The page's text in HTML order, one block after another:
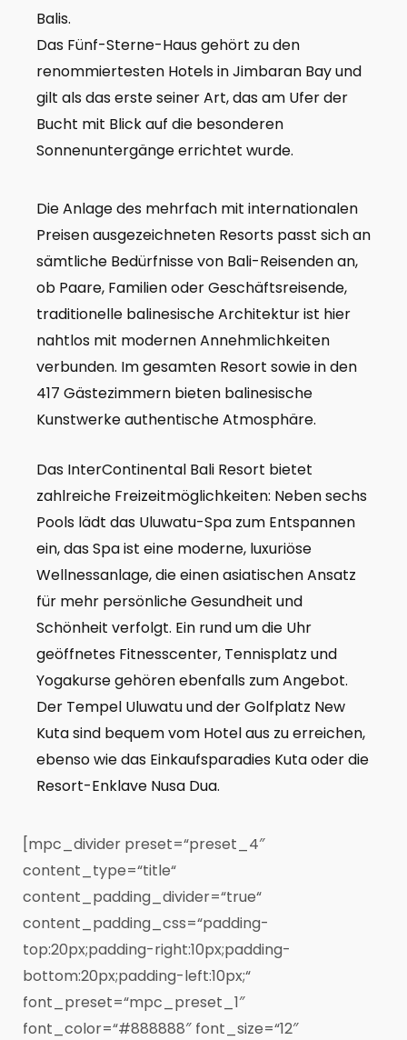
Balis.
Das Fünf-Sterne-Haus gehört zu den
renommiertesten Hotels in Jimbaran Bay und
gilt als das erste seiner Art, das am Ufer der
Bucht mit Blick auf die besonderen
Sonnenuntergänge errichtet wurde.
Die Anlage des mehrfach mit internationalen
Preisen ausgezeichneten Resorts passt sich an
sämtliche Bedürfnisse von Bali-Reisenden an,
ob Paare, Familien oder Geschäftsreisende,
traditionelle balinesische Architektur ist hier
nahtlos mit modernen Annehmlichkeiten
verbunden. Im gesamten Resort sowie in den
417 Gästezimmern bieten balinesische
Kunstwerke authentische Atmosphäre.
Das InterContinental Bali Resort bietet
zahlreiche Freizeitmöglichkeiten: Neben sechs
Pools lädt das Uluwatu-Spa zum Entspannen
ein, das Spa ist eine moderne, luxuriöse
Wellnessanlage, die einen asiatischen Ansatz
für mehr persönliche Gesundheit und
Schönheit verfolgt. Ein rund um die Uhr
geöffnetes Fitnesscenter, Tennisplatz und
Yogakurse gehören ebenfalls zum Angebot.
Der Tempel Uluwatu und der Golfplatz New
Kuta sind bequem vom Hotel aus zu erreichen,
ebenso wie das Einkaufsparadies Kuta oder die
Resort-Enklave Nusa Dua.
[mpc_divider preset=“preset_4″
content_type=“title“
content_padding_divider=“true“
content_padding_css=“padding-
top:20px;padding-right:10px;padding-
bottom:20px;padding-left:10px;“
font_preset=“mpc_preset_1″
font_color=“#888888″ font_size=“12″